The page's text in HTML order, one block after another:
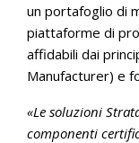
un portafoglio di
piattaforme di
affidabili dai
Manufacturer) e
«Le soluzioni
componenti